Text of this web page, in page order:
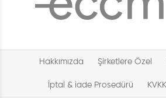
Hakkımızda Şirketlere Özel
İptal & iade Prosedürü KVKK